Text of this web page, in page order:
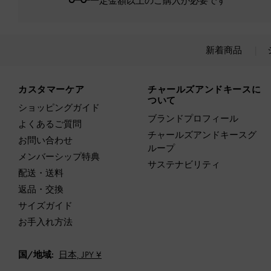
新着商品
カスタマーケア
ショッピングガイド
よくあるご質問
お問い合わせ
メンバーシップ特典
配送・送料
返品・交換
サイズガイド
お手入れ方法
チャールズアンドキースに
ついて
ブランドプロフィール
チャールズアンドキースグ
ループ
サステナビリティ
国/地域: 日本, JPY ¥